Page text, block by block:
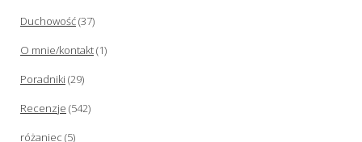
Duchowość(37)
O mnie/kontakt(1)
Poradniki (29)
Recenzje (542)
różaniec (5)